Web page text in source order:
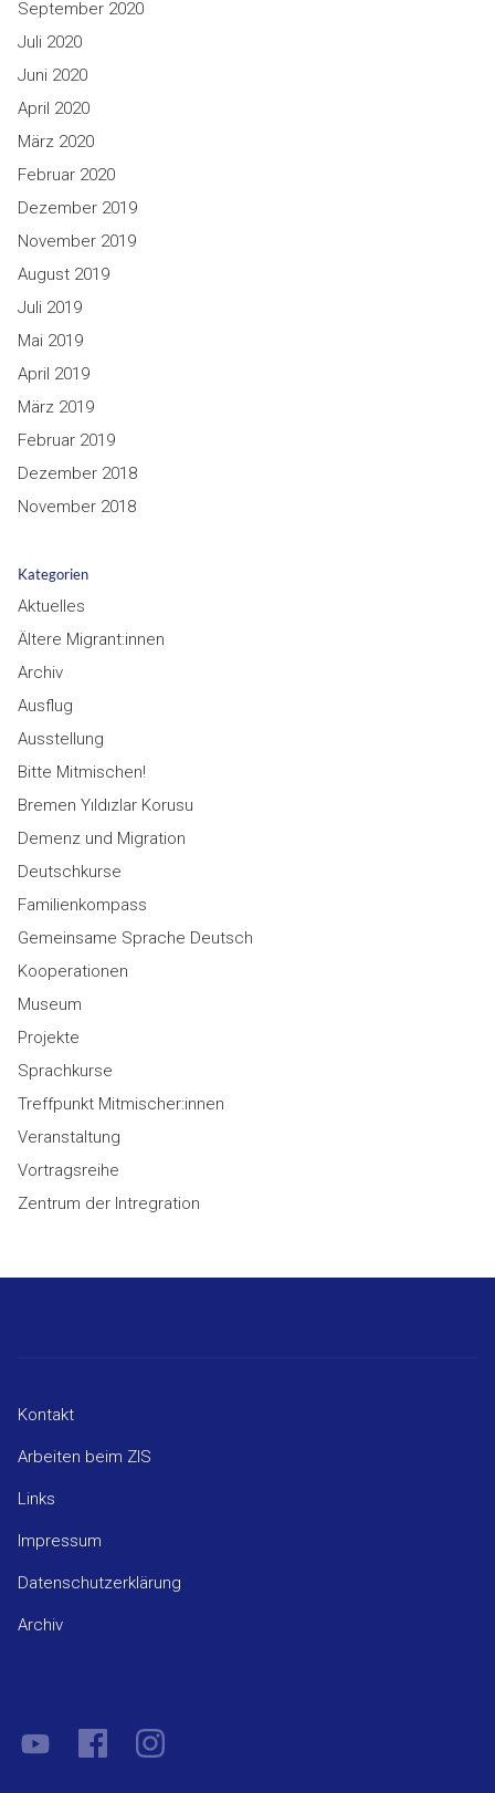
September 2020
Juli 2020
Juni 2020
April 2020
März 2020
Februar 2020
Dezember 2019
November 2019
August 2019
Juli 2019
Mai 2019
April 2019
März 2019
Februar 2019
Dezember 2018
November 2018
Kategorien
Aktuelles
Ältere Migrant:innen
Archiv
Ausflug
Ausstellung
Bitte Mitmischen!
Bremen Yıldızlar Korusu
Demenz und Migration
Deutschkurse
Familienkompass
Gemeinsame Sprache Deutsch
Kooperationen
Museum
Projekte
Sprachkurse
Treffpunkt Mitmischer:innen
Veranstaltung
Vortragsreihe
Zentrum der Intregration
Kontakt
Arbeiten beim ZIS
Links
Impressum
Datenschutzerklärung
Archiv
YouTubeFacebookInstagram